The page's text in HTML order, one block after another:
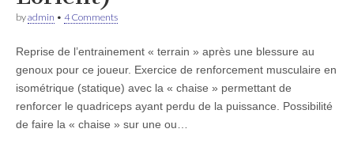
byadmin • 4 Comments
Reprise de l’entrainement « terrain » après une blessure au
genoux pour ce joueur. Exercice de renforcement musculaire en
isométrique (statique) avec la « chaise » permettant de
renforcer le quadriceps ayant perdu de la puissance. Possibilité
de faire la « chaise » sur une ou…